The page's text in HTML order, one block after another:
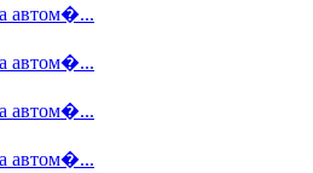
автом�...
автом�...
автом�...
автом�...